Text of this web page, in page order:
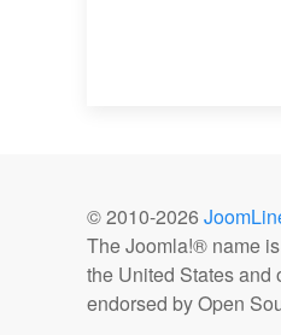
© 2010-2026
The Joomla!® name
the United States and
endorsed by Open